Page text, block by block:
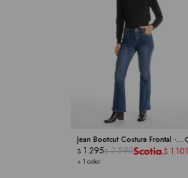
Jean Bootcut Costura Frontal -
ROYALTY COLLECTION
+ 1 color
$ 1.295$ 2.590 $ 1.101